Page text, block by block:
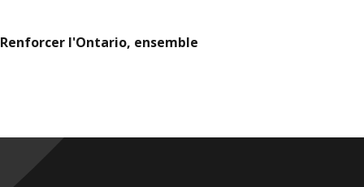
Renforcer l'Ontario, ensemble